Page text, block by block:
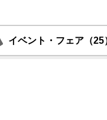
イベント・フェア（25